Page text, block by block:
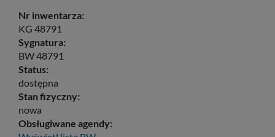
Nr inwentarza:
KG 48791
Sygnatura:
BW 48791
Status:
dostępna
Stan fizyczny:
nowa
Obsługiwane agendy: